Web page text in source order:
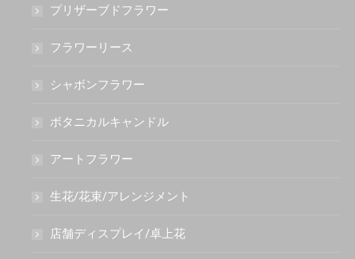
プリザーブドフラワー
フラワーリース
シャボンフラワー
ボタニカルキャンドル
アートフラワー
生花/花束/アレンジメント
店舗ディスプレイ/卓上花